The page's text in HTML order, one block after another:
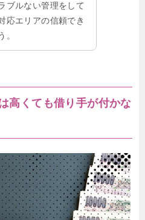
ブルない管理をして
応エリアの信頼でき
。
高くても借り手が付かな